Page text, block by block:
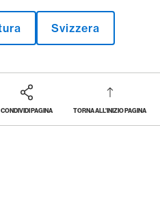
Svizzera
CONDIVIDI PAGINA TORNA ALL'INIZIO PAGINA